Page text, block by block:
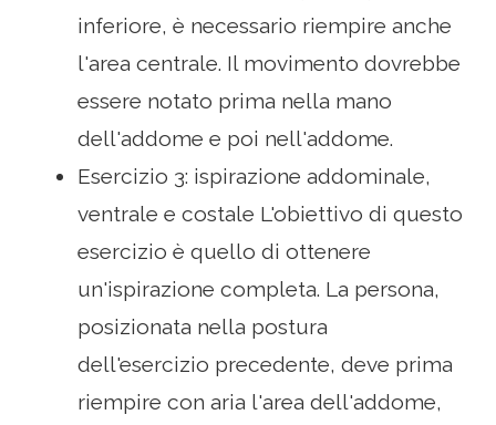
inferiore, è necessario riempire anche
l'area centrale. Il movimento dovrebbe
essere notato prima nella mano
dell'addome e poi nell'addome.
Esercizio 3: ispirazione addominale,
ventrale e costale L'obiettivo di questo
esercizio è quello di ottenere
un'ispirazione completa. La persona,
posizionata nella postura
dell'esercizio precedente, deve prima
riempire con aria l'area dell'addome,